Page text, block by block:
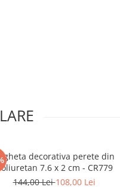
decorativa perete din
poliuretan 7.6 x 2 cm - CR779
144,00 Lei108,00 Lei